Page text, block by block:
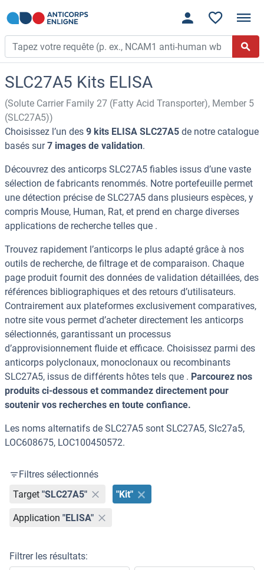
SLC27A5 Kits ELISA
(Solute Carrier Family 27 (Fatty Acid Transporter), Member 5
(SLC27A5))
Choisissez l’un des 9 kits ELISA SLC27A5 de notre catalogue
basés sur7 images de validation.
Découvrez des anticorps SLC27A5 fiables issus d’une vaste
sélection de fabricants renommés. Notre portefeuille permet
une détection précise de SLC27A5 dans plusieurs espèces, y
compris Mouse, Human, Rat, et prend en charge diverses
applications de recherche telles que .
Trouvez rapidement l’anticorps le plus adapté grâce à nos
outils de recherche, de filtrage et de comparaison. Chaque
page produit fournit des données de validation détaillées, des
références bibliographiques et des retours d’utilisateurs.
Contrairement aux plateformes exclusivement comparatives,
notre site vous permet d’acheter directement les anticorps
sélectionnés, garantissant un processus
d’approvisionnement fluide et efficace. Choisissez parmi des
anticorps polyclonaux, monoclonaux ou recombinants
SLC27A5, issus de différents hôtes tels que . Parcourez nos
produits ci-dessous et commandez directement pour
soutenir vos recherches en toute confiance.
Les noms alternatifs de SLC27A5 sont SLC27A5, Slc27a5,
LOC608675, LOC100450572.
Filtres sélectionnés
Target "SLC27A5" "Kit"
Application "ELISA"
Filtrer les résultats: